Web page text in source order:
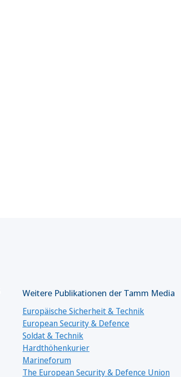
Weitere Publikationen der Tamm Media
Europäische Sicherheit & Technik
European Security & Defence
Soldat & Technik
Hardthöhenkurier
Marineforum
The European Security & Defence Union